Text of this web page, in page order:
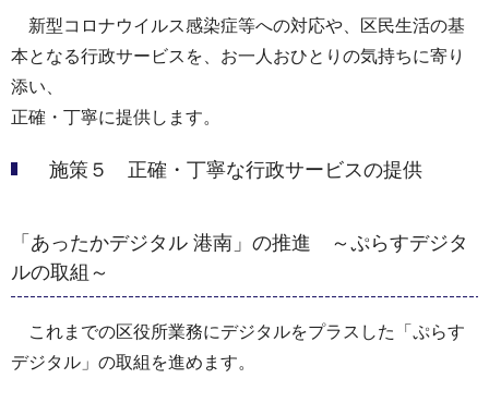
新型コロナウイルス感染症等への対応や、区民生活の基
本となる行政サービスを、お一人おひとりの気持ちに寄り
添い、
正確・丁寧に提供します。
施策５ 正確・丁寧な行政サービスの提供
「あったかデジタル 港南」の推進 ～ぷらすデジタ
ルの取組～
これまでの区役所業務にデジタルをプラスした「ぷらす
デジタル」の取組を進めます。